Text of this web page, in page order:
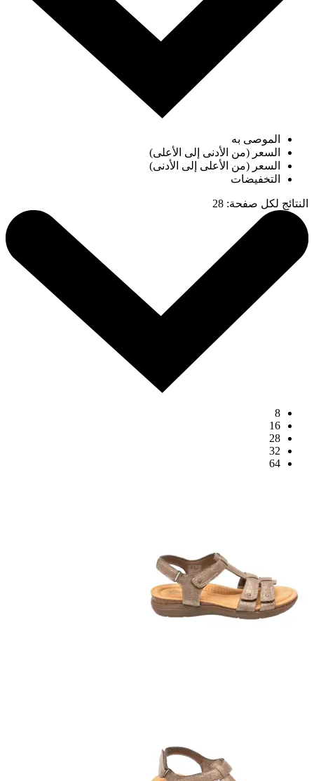
الموصى به
السعر (من الأدنى إلى الأعلى)
السعر (من الأعلى إلى الأدنى)
التخفيضات
النتائج لكل صفحة:
28
8
16
28
32
64